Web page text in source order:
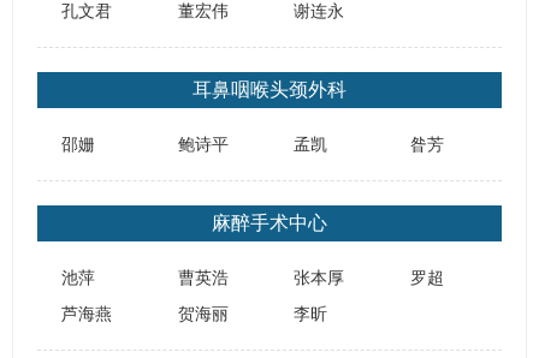
孔文君 董宏伟 谢连永
耳鼻咽喉头颈外科
邵姗 鲍诗平 孟凯 昝芳
麻醉手术中心
池萍 曹英浩 张本厚
罗超
芦海燕
贺海丽 ​李昕